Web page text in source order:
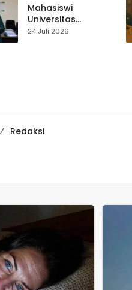
Pasar Cisaat
Mahasiswi
Universitas
Muhammadiyah
24 Juli 2026
Redaksi